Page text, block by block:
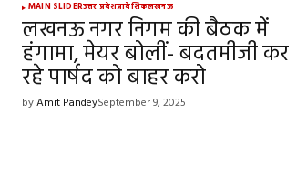
MAIN SLIDERउत्तर प्रदेशप्रादेशिकलखनऊ
लखनऊ नगर निगम की बैठक में
हंगामा, मेयर बोलीं- बदतमीजी कर
रहे पार्षद को बाहर करो
byAmit PandeySeptember 9, 2025